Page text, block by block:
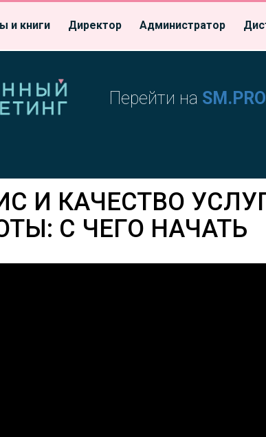
и книги Директор Администратор
Перейти на
И КАЧЕСТВО
С ЧЕГО НАЧАТЬ